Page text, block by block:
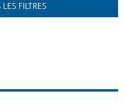
FILTRES